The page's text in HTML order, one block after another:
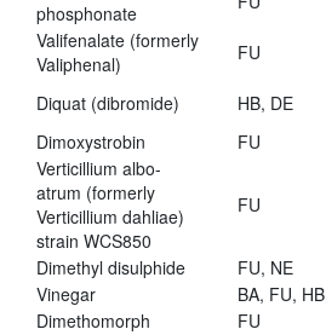
phosphonate
Valifenalate (formerly
Valiphenal)
FU
Diquat (dibromide) HB, DE
Dimoxystrobin
FU
Verticillium albo-
atrum (formerly
Verticillium dahliae)
strain WCS850
FU
Dimethyl disulphide FU, NE
Vinegar
BA, FU, HB
Dimethomorph
FU